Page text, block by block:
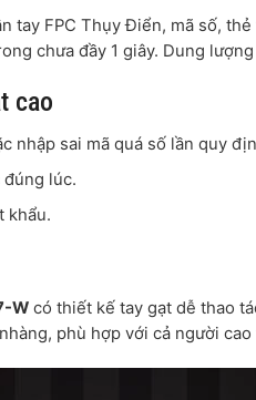
tay FPC Thụy Điển, mã số,
chưa đầy 1 giây. Dung
cao
nhập sai mã quá số lần quy
đúng lúc.
khẩu.
W có thiết kế tay gạt dễ thao
phù hợp với cả người